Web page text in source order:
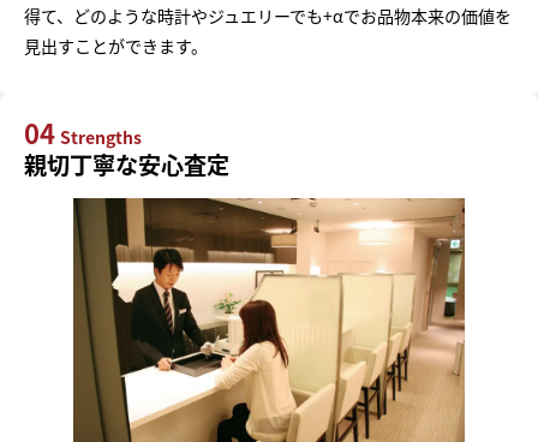
得て、どのような時計やジュエリーでも+αでお品物本来の価値を
見出すことができます。
04 Strengths
親切丁寧な安心査定